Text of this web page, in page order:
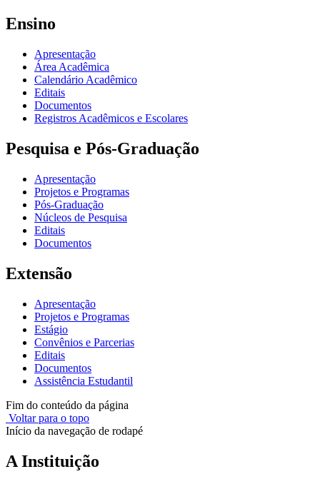
Ensino
Apresentação
Área Acadêmica
Calendário Acadêmico
Editais
Documentos
Registros Acadêmicos e Escolares
Pesquisa e Pós-Graduação
Apresentação
Projetos e Programas
Pós-Graduação
Núcleos de Pesquisa
Editais
Documentos
Extensão
Apresentação
Projetos e Programas
Estágio
Convênios e Parcerias
Editais
Documentos
Assistência Estudantil
Fim do conteúdo da página
Voltar para o topo
Início da navegação de rodapé
A Instituição